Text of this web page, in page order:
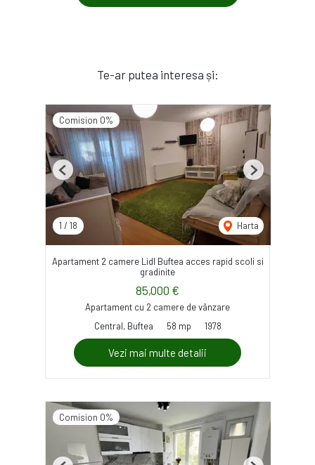
Te-ar putea interesa și:
Comision 0%
1 / 18 Harta
Previous Next
Apartament 2 camere Lidl Buftea acces rapid scoli si
gradinite
85,000 €
Apartament cu 2 camere de vânzare
Central, Buftea
58 mp 1978
Vezi mai multe detalii
Comision 0%